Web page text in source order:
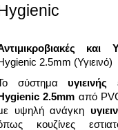
και
2.5mm (Υγιεινό)
σύστημα
2.5mm από
υψηλή ανάγκη
κουζίνες